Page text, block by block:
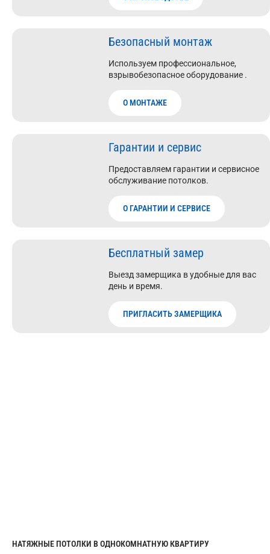
Безопасный монтаж
Используем профессиональное,
взрывобезопасное оборудование .
О МОНТАЖЕ
Гарантии и сервис
Предоставляем гарантии и сервисное
обслуживание потолков.
О ГАРАНТИИ И СЕРВИСЕ
Бесплатный замер
Выезд замерщика в удобные для вас
день и время.
ПРИГЛАСИТЬ ЗАМЕРЩИКА
НАТЯЖНЫЕ ПОТОЛКИ В ОДНОКОМНАТНУЮ КВАРТИРУ